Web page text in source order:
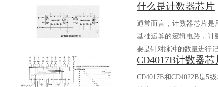
什么是计数器芯片
通常而言，计数器芯
基础运算的逻辑电路
要是针对脉冲的数量进行
CD4017B和CD4022B是5